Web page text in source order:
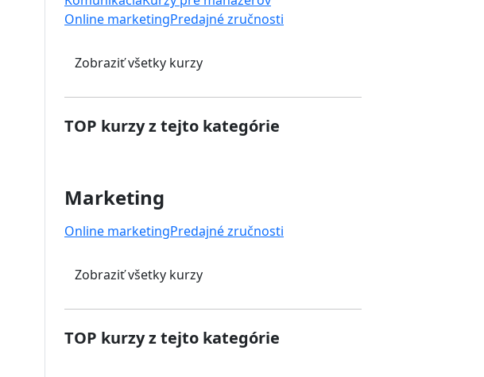
Online marketingPredajné zručnosti
Zobraziť všetky kurzy
TOP kurzy z tejto kategórie
Marketing
Online marketingPredajné zručnosti
Zobraziť všetky kurzy
TOP kurzy z tejto kategórie